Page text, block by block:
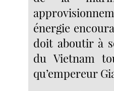
énergie
doit aboutir à
du Vietnam
qu’empereur